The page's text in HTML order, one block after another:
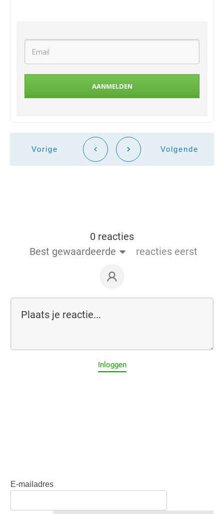
AANMELDEN
Vorige Volgende
0 reacties
Best gewaardeerde
reacties eerst
Inloggen
E-mailadres